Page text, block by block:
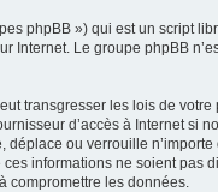
phpBB ») qui est un script
Internet. Le groupe phpBB
transgresser les lois de
d’accès à Internet si
ou verrouille
informations ne soient pas
compromettre les données.